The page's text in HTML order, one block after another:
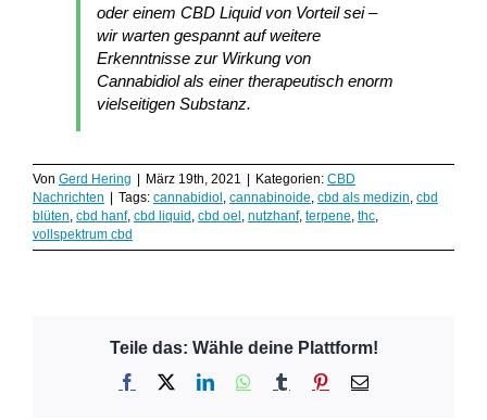
oder einem CBD Liquid von Vorteil sei –
wir warten gespannt auf weitere
Erkenntnisse zur Wirkung von
Cannabidiol als einer therapeutisch enorm
vielseitigen Substanz.
Von Gerd Hering | März 19th, 2021 | Kategorien: CBD
Nachrichten | Tags: cannabidiol, cannabinoide, cbd als medizin, cbd
blüten, cbd hanf, cbd liquid, cbd oel, nutzhanf, terpene, thc,
vollspektrum cbd
Teile das: Wähle deine Plattform!
Facebook LinkedInWhatsApp
Tumblr Pinterest
E-